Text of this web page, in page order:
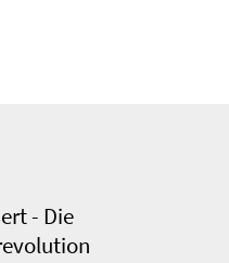
- Die